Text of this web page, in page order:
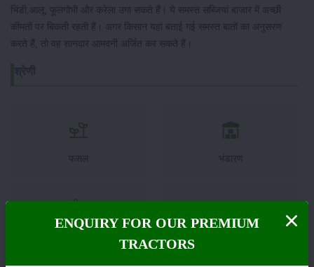
भिंडी,आलू, फूलगोभी और करेला उगा सकते हैं। ये समस्त सब्जियां बाजार में अच्छी
कीमतों पर बिकती रहती हैं। अगर किसान यहां बताई गई समस्त बातों का अनुसरण
करते हैं, तो वह शानदार आमदनी अर्जित कर सकते हैं।
फसल भंडारण
ENQUIRY FOR OUR PREMIUM
TRACTORS